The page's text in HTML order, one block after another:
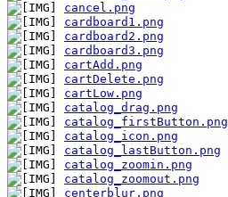
cancel.png
cardboard1.png
cardboard2.png
cardboard3.png
cartAdd.png
cartDelete.png
cartLow.png
catalog_drag.png
catalog_firstButton.png
catalog_icon.png
catalog_lastButton.png
catalog_zoomin.png
catalog_zoomout.png
centerblur.png